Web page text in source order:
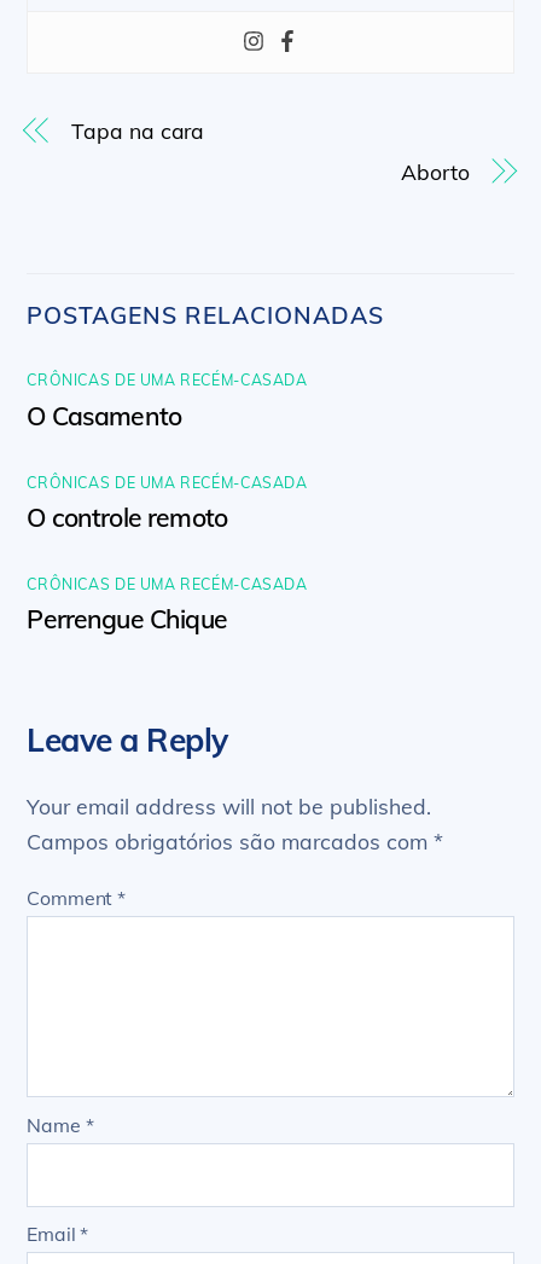
Tapa na cara
Aborto
POSTAGENS RELACIONADAS
CRÔNICAS DE UMA RECÉM-CASADA
O Casamento
CRÔNICAS DE UMA RECÉM-CASADA
O controle remoto
CRÔNICAS DE UMA RECÉM-CASADA
Perrengue Chique
Leave a Reply
Your email address will not be published.
Campos obrigatórios são marcados com*
Comment*
Name *
Email*